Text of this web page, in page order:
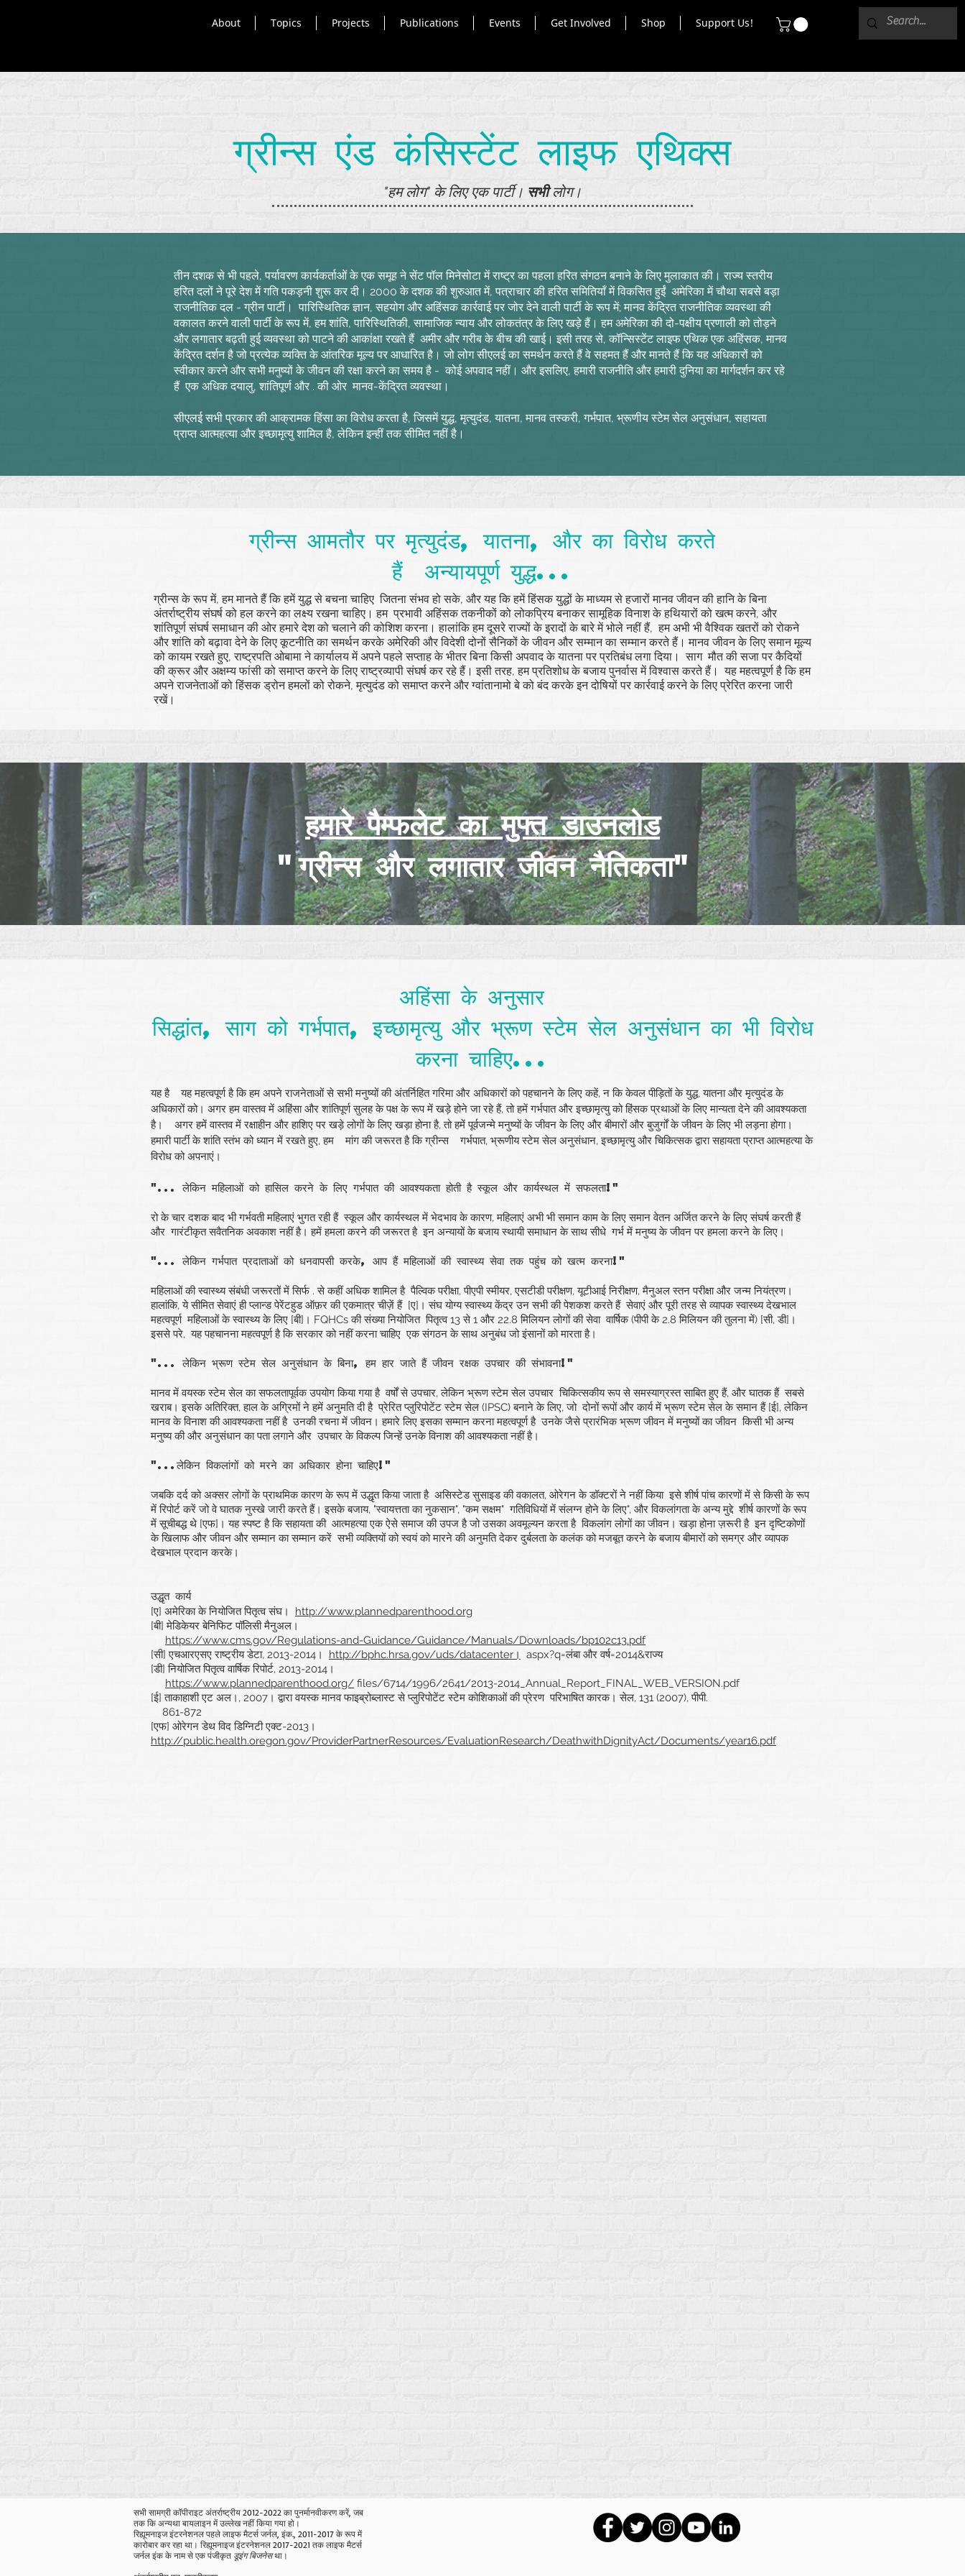
About Topics Projects Publications Events Get Involved Shop Support Us!
ग्रीन्स एंड कंसिस्टेंट लाइफ एथिक्स
"हम लोग" के लिए एक पार्टी। सभीलोग।
तीन दशक से भी पहले, पर्यावरण कार्यकर्ताओं के एक समूह ने सेंट पॉल मिनेसोटा में राष्ट्र का पहला हरित संगठन बनाने के लिए मुलाकात की। राज्य स्तरीय
हरित दलों ने पूरे देश में गति पकड़नी शुरू कर दी। 2000 के दशक की शुरुआत में, पत्राचार की हरित समितियाँ में विकसित हुईं अमेरिका में चौथा सबसे बड़ा
राजनीतिक दल - ग्रीन पार्टी।
पारिस्थितिक ज्ञान, सहयोग और अहिंसक कार्रवाई पर जोर देने वाली पार्टी के रूप में; मानव केंद्रित राजनीतिक व्यवस्था की
वकालत करने वाली पार्टी के रूप में, हम शांति, पारिस्थितिकी, सामाजिक न्याय और लोकतंत्र के लिए खड़े हैं। हम अमेरिका की दो-पक्षीय प्रणाली को तोड़ने
और लगातार बढ़ती हुई व्यवस्था को पाटने की आकांक्षा रखते हैं अमीर और गरीब के बीच की खाई। इसी तरह से, कॉन्सिस्टेंट लाइफ एथिक एक अहिंसक, मानव
केंद्रित दर्शन है जो प्रत्येक व्यक्ति के आंतरिक मूल्य पर आधारित है। जो लोग सीएलई का समर्थन करते हैं वे सहमत हैं और मानते हैं कि यह अधिकारों को
स्वीकार करने और सभी मनुष्यों के जीवन की रक्षा करने का समय है - कोई अपवाद नहीं। और इसलिए, हमारी राजनीति और हमारी दुनिया का मार्गदर्शन कर रहे
हैं एक अधिक दयालु, शांतिपूर्ण और . की ओर मानव-केंद्रित व्यवस्था।
सीएलई सभी प्रकार की आक्रामक हिंसा का विरोध करता है, जिसमें युद्ध, मृत्युदंड, यातना, मानव तस्करी, गर्भपात, भ्रूणीय स्टेम सेल अनुसंधान, सहायता
प्राप्त आत्महत्या और इच्छामृत्यु शामिल है, लेकिन इन्हीं तक सीमित नहीं है।
ग्रीन्स आमतौर पर मृत्युदंड, यातना, और का विरोध करते
हैं अन्यायपूर्ण युद्ध...
ग्रीन्स के रूप में, हम मानते हैं कि हमें युद्ध से बचना चाहिए जितना संभव हो सके, और यह कि हमें हिंसक युद्धों के माध्यम से हजारों मानव जीवन की हानि के बिना
अंतर्राष्ट्रीय संघर्ष को हल करने का लक्ष्य रखना चाहिए। हम प्रभावी अहिंसक तकनीकों को लोकप्रिय बनाकर सामूहिक विनाश के हथियारों को खत्म करने, और
शांतिपूर्ण संघर्ष समाधान की ओर हमारे देश को चलाने की कोशिश करना। हालांकि हम दूसरे राज्यों के इरादों के बारे में भोले नहीं हैं, हम अभी भी वैश्विक खतरों को रोकने
और शांति को बढ़ावा देने के लिए कूटनीति का समर्थन करके अमेरिकी और विदेशी दोनों सैनिकों के जीवन और सम्मान का सम्मान करते हैं। मानव जीवन के लिए समान मूल्य
को कायम रखते हुए, राष्ट्रपति ओबामा ने कार्यालय में अपने पहले सप्ताह के भीतर बिना किसी अपवाद के यातना पर प्रतिबंध लगा दिया। साग मौत की सजा पर कैदियों
की क्रूर और अक्षम्य फांसी को समाप्त करने के लिए राष्ट्रव्यापी संघर्ष कर रहे हैं। इसी तरह, हम प्रतिशोध के बजाय पुनर्वास में विश्वास करते हैं। यह महत्वपूर्ण है कि हम
अपने राजनेताओं को हिंसक ड्रोन हमलों को रोकने, मृत्युदंड को समाप्त करने और ग्वांतानामो बे को बंद करके इन दोषियों पर कार्रवाई करने के लिए प्रेरित करना जारी
रखें।
हमारे पैम्फलेट का मुफ्त डाउनलोड
"ग्रीन्स और लगातार जीवन नैतिकता"
अहिंसा के अनुसार
सिद्धांत, साग को गर्भपात, इच्छामृत्यु और भ्रूण स्टेम सेल अनुसंधान का भी विरोध
करना चाहिए...
यह है
यह महत्वपूर्ण है कि हम अपने राजनेताओं से सभी मनुष्यों की अंतर्निहित गरिमा और अधिकारों को पहचानने के लिए कहें, न कि केवल पीड़ितों के युद्ध, यातना और मृत्युदंड के
अधिकारों को। अगर हम वास्तव में अहिंसा और शांतिपूर्ण सुलह के पक्ष के रूप में खड़े होने जा रहे हैं, तो हमें गर्भपात और इच्छामृत्यु को हिंसक प्रथाओं के लिए मान्यता देने की आवश्यकता
है।
अगर हमें वास्तव में रक्षाहीन और हाशिए पर खड़े लोगों के लिए खड़ा होना है, तो हमें पूर्वजन्मे मनुष्यों के जीवन के लिए और बीमारों और बुजुर्गों के जीवन के लिए भी लड़ना होगा।
हमारी पार्टी के शांति स्तंभ को ध्यान में रखते हुए, हम
मांग की जरूरत है कि ग्रीन्स
गर्भपात, भ्रूणीय स्टेम सेल अनुसंधान, इच्छामृत्यु और चिकित्सक द्वारा सहायता प्राप्त आत्महत्या के
विरोध को अपनाएं।
"... लेकिन महिलाओं को हासिल करने के लिए गर्भपात की आवश्यकता होती है स्कूल और कार्यस्थल में सफलता!"
रो के चार दशक बाद भी गर्भवती महिलाएं भुगत रही हैं स्कूल और कार्यस्थल में भेदभाव के कारण, महिलाएं अभी भी समान काम के लिए समान वेतन अर्जित करने के लिए संघर्ष करती हैं
और गारंटीकृत सवैतनिक अवकाश नहीं है। हमें हमला करने की जरूरत है इन अन्यायों के बजाय स्थायी समाधान के साथ सीधे गर्भ में मनुष्य के जीवन पर हमला करने के लिए।
"... लेकिन गर्भपात प्रदाताओं को धनवापसी करके, आप हैं महिलाओं की स्वास्थ्य सेवा तक पहुंच को खत्म करना!"
महिलाओं की स्वास्थ्य संबंधी जरूरतों में सिर्फ . से कहीं अधिक शामिल है पैल्विक परीक्षा, पीएपी स्मीयर, एसटीडी परीक्षण, यूटीआई निरीक्षण, मैनुअल स्तन परीक्षा और जन्म नियंत्रण।
हालांकि, ये सीमित सेवाएं ही प्लान्ड पेरेंटहुड ऑफ़र की एकमात्र चीज़ें हैं [ए]। संघ योग्य स्वास्थ्य केंद्र उन सभी की पेशकश करते हैं सेवाएं और पूरी तरह से व्यापक स्वास्थ्य देखभाल
महत्वपूर्ण महिलाओं के स्वास्थ्य के लिए [बी]। FQHCs की संख्या नियोजित पितृत्व 13 से 1 और 22.8 मिलियन लोगों की सेवा वार्षिक (पीपी के 2.8 मिलियन की तुलना में) [सी, डी]।
इससे परे, यह पहचानना महत्वपूर्ण है कि सरकार को नहीं करना चाहिए एक संगठन के साथ अनुबंध जो इंसानों को मारता है।
"... लेकिन भ्रूण स्टेम सेल अनुसंधान के बिना, हम हार जाते हैं जीवन रक्षक उपचार की संभावना!"
मानव में वयस्क स्टेम सेल का सफलतापूर्वक उपयोग किया गया है वर्षों से उपचार, लेकिन भ्रूण स्टेम सेल उपचार चिकित्सकीय रूप से समस्याग्रस्त साबित हुए हैं, और घातक हैं सबसे
खराब। इसके अतिरिक्त, हाल के अग्रिमों ने हमें अनुमति दी है प्रेरित प्लुरिपोटेंट स्टेम सेल (IPSC) बनाने के लिए, जो दोनों रूपों और कार्य में भ्रूण स्टेम सेल के समान हैं [ई], लेकिन
मानव के विनाश की आवश्यकता नहीं है उनकी रचना में जीवन। हमारे लिए इसका सम्मान करना महत्वपूर्ण है उनके जैसे प्रारंभिक भ्रूण जीवन में मनुष्यों का जीवन किसी भी अन्य
मनुष्य की और अनुसंधान का पता लगाने और उपचार के विकल्प जिन्हें उनके विनाश की आवश्यकता नहीं है।
"...लेकिन विकलांगों को मरने का अधिकार होना चाहिए!"
जबकि दर्द को अक्सर लोगों के प्राथमिक कारण के रूप में उद्धृत किया जाता है असिस्टेड सुसाइड की वकालत, ओरेगन के डॉक्टरों ने नहीं किया इसे शीर्ष पांच कारणों में से किसी के रूप
में रिपोर्ट करें जो वे घातक नुस्खे जारी करते हैं। इसके बजाय, "स्वायत्तता का नुकसान", "कम सक्षम" गतिविधियों में संलग्न होने के लिए", और विकलांगता के अन्य मुद्दे शीर्ष कारणों के रूप
में सूचीबद्ध थे [एफ]। यह स्पष्ट है कि सहायता की आत्महत्या एक ऐसे समाज की उपज है जो उसका अवमूल्यन करता है विकलांग लोगों का जीवन। खड़ा होना ज़रूरी है इन दृष्टिकोणों
के खिलाफ और जीवन और सम्मान का सम्मान करें सभी व्यक्तियों को स्वयं को मारने की अनुमति देकर दुर्बलता के कलंक को मजबूत करने के बजाय बीमारों को समग्र और व्यापक
देखभाल प्रदान करके।
उद्धृत कार्य
[ए] अमेरिका के नियोजित पितृत्व संघ।
http://www.plannedparenthood.org
[बी] मेडिकेयर बेनिफिट पॉलिसी मैनुअल।
https://www.cms.gov/Regulations-and-Guidance/Guidance/Manuals/Downloads/bp102c13.pdf
[सी] एचआरएसए राष्ट्रीय डेटा, 2013-2014।
http://bphc.hrsa.gov/uds/datacenter।
aspx?q=लंबा और वर्ष=2014&राज्य
[डी] नियोजित पितृत्व वार्षिक रिपोर्ट, 2013-2014।
https://www.plannedparenthood.org/ files/6714/1996/2641/2013-2014_Annual_Report_FINAL_WEB_VERSION.pdf
[ई] ताकाहाशी एट अल।, 2007। द्वारा वयस्क मानव फाइब्रोब्लास्ट से प्लुरिपोटेंट स्टेम कोशिकाओं की प्रेरण परिभाषित कारक। सेल, 131 (2007), पीपी.
861-872
[एफ] ओरेगन डेथ विद डिग्निटी एक्ट-2013।
http://public.health.oregon.gov/ProviderPartnerResources/EvaluationResearch/DeathwithDignityAct/Documents/year16.pdf
सभी सामग्री कॉपीराइट अंतर्राष्ट्रीय 2012-2022 का पुनर्मानवीकरण करें, जब
तक कि अन्यथा बायलाइन में उल्लेख नहीं किया गया हो।
रिह्यूमनाइज इंटरनेशनल पहले लाइफ मैटर्स जर्नल, इंक., 2011-2017 के रूप में
कारोबार कर रहा था। रिह्यूमनाइज इंटरनेशनल 2017-2021 तक लाइफ मैटर्स
जर्नल इंक के नाम से एक पंजीकृत डूइंग बिजनेसथा।